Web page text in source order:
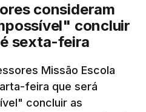
consideram
concluir
sexta-feira
Missão Escola
feira que será
concluir as